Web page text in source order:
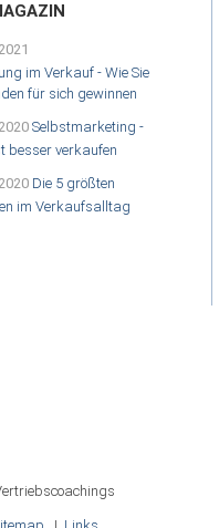
im Verkauf - Wie Sie
für sich gewinnen
Selbstmarketing -
besser verkaufen
Die 5 größten
im Verkaufsalltag